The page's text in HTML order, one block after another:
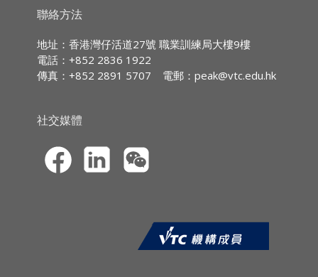
• General principles
• Honesty and fairness
• Diligence
• Information about clients
• Information for clients
• Conflicts of interest
• Responsibility of senior management
持續專業進修
IA CPD Hours:
3 (Ethic or
Regulations)
MPFA Non-core CPD Hours:
3
聯絡方法
地址：香港灣仔活道27號 職業訓練局大樓9樓
電話：+852 2836 1922
傳真：+852 2891 5707
電郵： peak@vtc.edu.hk
社交媒體